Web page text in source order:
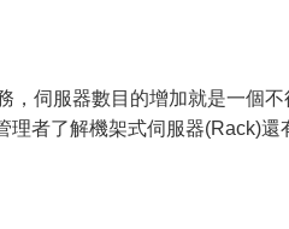
，伺服器數目的增加就是一個
者了解機架式伺服器(Rack)還